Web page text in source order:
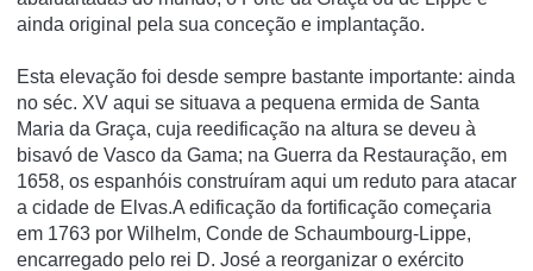
ainda original pela sua conceção e implantação.
Esta elevação foi desde sempre bastante importante: ainda
no séc. XV aqui se situava a pequena ermida de Santa
Maria da Graça, cuja reedificação na altura se deveu à
bisavó de Vasco da Gama; na Guerra da Restauração, em
1658, os espanhóis construíram aqui um reduto para atacar
a cidade de Elvas.A edificação da fortificação começaria
em 1763 por Wilhelm, Conde de Schaumbourg-Lippe,
encarregado pelo rei D. José a reorganizar o exército